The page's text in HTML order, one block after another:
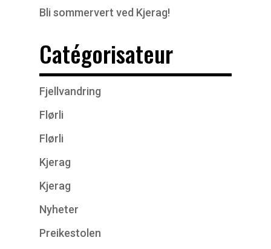
Bli sommervert ved Kjerag!
Catégorisateur
Fjellvandring
Flørli
Flørli
Kjerag
Kjerag
Nyheter
Preikestolen